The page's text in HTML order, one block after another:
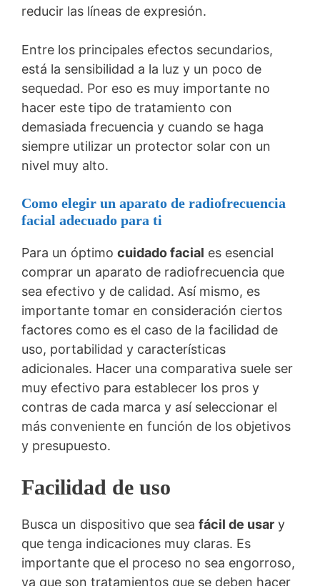
reducir las líneas de expresión.
Entre los principales efectos secundarios,
está la sensibilidad a la luz y un poco de
sequedad. Por eso es muy importante no
hacer este tipo de tratamiento con
demasiada frecuencia y cuando se haga
siempre utilizar un protector solar con un
nivel muy alto.
Como elegir un aparato de radiofrecuencia
facial adecuado para ti
Para un óptimo cuidado facial es esencial
comprar un aparato de radiofrecuencia que
sea efectivo y de calidad. Así mismo, es
importante tomar en consideración ciertos
factores como es el caso de la facilidad de
uso, portabilidad y características
adicionales. Hacer una comparativa suele ser
muy efectivo para establecer los pros y
contras de cada marca y así seleccionar el
más conveniente en función de los objetivos
y presupuesto.
Facilidad de uso
Busca un dispositivo que sea fácil de usar y
que tenga indicaciones muy claras. Es
importante que el proceso no sea engorroso,
ya que son tratamientos que se deben hacer